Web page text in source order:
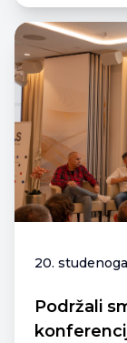
20.
Podržali